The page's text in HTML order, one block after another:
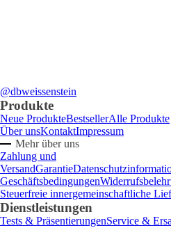
@dbweissenstein
Produkte
Neue ProdukteBestsellerAlle Produkte
Über unsKontaktImpressum
Mehr über uns
Zahlung und
VersandGarantie
Geschäftsbedingungen
Steuerfreie innergemeinschaftliche
Dienstleistungen
Tests & PräsentierungenService &